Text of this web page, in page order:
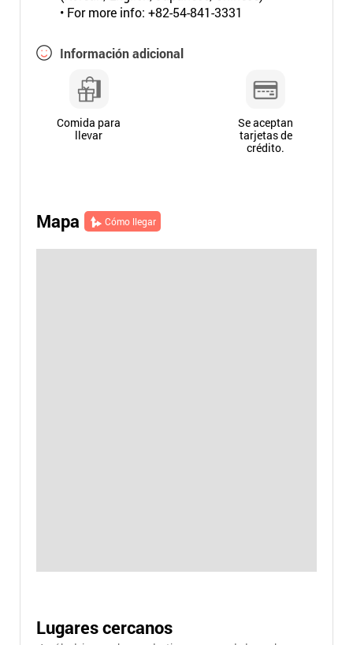
• For more info: +82-54-841-3331
Información adicional
Comida para
llevar
Se aceptan
tarjetas de
crédito.
Mapa Cómo llegar
Lugares cercanos